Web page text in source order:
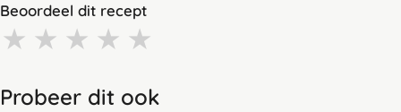
Beoordeel dit recept
★ ★ ★ ★ ★
Probeer dit ook